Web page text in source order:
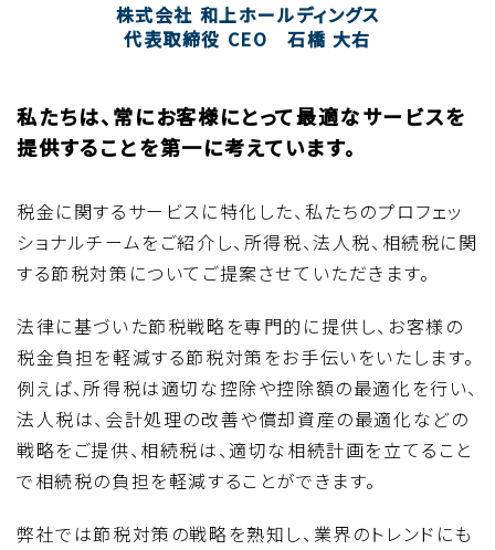
私たちは、常にお客様にとって最適なサービスを
提供することを第一に考えています。
税金に関するサービスに特化した、私たちのプロフェッ
ショナルチームをご紹介し、所得税、法人税、相続税に関
する節税対策についてご提案させていただきます。
法律に基づいた節税戦略を専門的に提供し、お客様の
税金負担を軽減する節税対策をお手伝いをいたします。
例えば、所得税は適切な控除や控除額の最適化を行い、
法人税は、会計処理の改善や償却資産の最適化などの
戦略をご提供、相続税は、適切な相続計画を立てること
で相続税の負担を軽減することができます。
弊社では節税対策の戦略を熟知し、業界のトレンドにも
株式会社 和上ホールディングス
代表取締役 CEO 石橋 大右